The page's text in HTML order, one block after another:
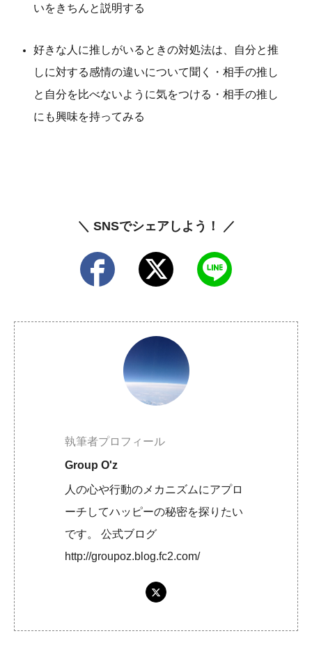
いをきちんと説明する
好きな人に推しがいるときの対処法は、自分と推
しに対する感情の違いについて聞く・相手の推し
と自分を比べないように気をつける・相手の推し
にも興味を持ってみる
＼ SNSでシェアしよう！ ／
執筆者プロフィール
Group O'z
人の心や行動のメカニズムにアプロ
ーチしてハッピーの秘密を探りたい
です。 公式ブログ
http://groupoz.blog.fc2.com/